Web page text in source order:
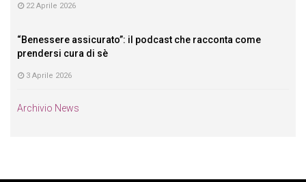
22 Aprile 2026
“Benessere assicurato”: il podcast che racconta come
prendersi cura di sè
3 Aprile 2026
Archivio News